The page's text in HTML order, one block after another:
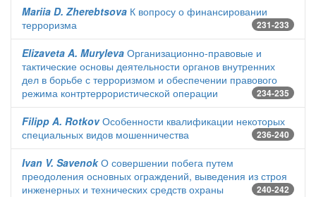
Mariia D. Zherebtsova К вопросу о финансировании
терроризма
231-233
Elizaveta A. Muryleva Организационно-правовые и
тактические основы деятельности органов внутренних
дел в борьбе с терроризмом и обеспечении правового
режима контртеррористической операции
234-235
Filipp A. RotkovОсобенности квалификации некоторых
специальных видов мошенничества
236-240
Ivan V. SavenokО совершении побега путем
преодоления основных ограждений, выведения из строя
инженерных и технических средств охраны
240-242